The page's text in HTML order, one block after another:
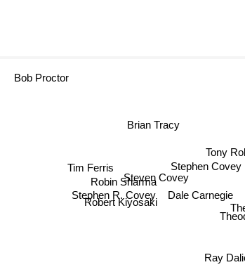
Robert Kiyosaki
Ray
Robin Sharma
Stephen R. Covey
Steven Covey
Tim Ferris
Brian Tracy
Tony
Stephen Covey
Dale Carnegie
Bob Proctor